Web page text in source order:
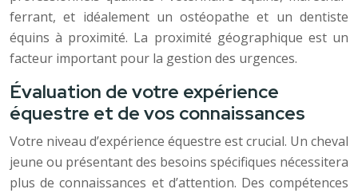
ferrant, et idéalement un ostéopathe et un dentiste
équins à proximité. La proximité géographique est un
facteur important pour la gestion des urgences.
Évaluation de votre expérience
équestre et de vos connaissances
Votre niveau d’expérience équestre est crucial. Un cheval
jeune ou présentant des besoins spécifiques nécessitera
plus de connaissances et d’attention. Des compétences